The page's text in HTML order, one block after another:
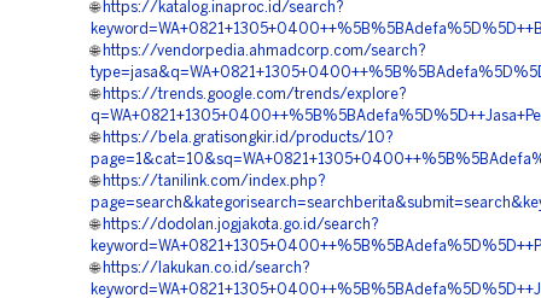
🌐 https://katalog.inaproc.id/search?
🌐 https://vendorpedia.ahmadcorp.com/search?
🌐 https://trends.google.com/trends/explore?
🌐 https://bela.gratisongkir.id/products/10?
🌐 https://tanilink.com/index.php?
🌐 https://dodolan.jogjakota.go.id/search?
🌐 https://lakukan.co.id/search?